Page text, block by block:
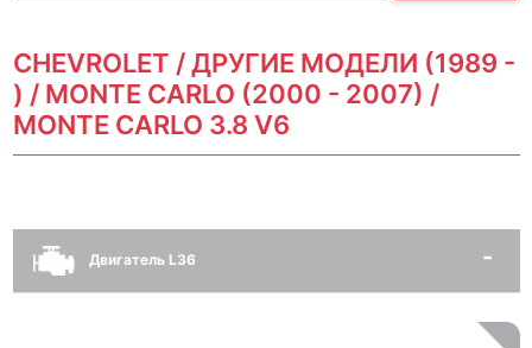
CHEVROLET / ДРУГИЕ МОДЕЛИ (1989 -
) / MONTE CARLO (2000 - 2007) /
MONTE CARLO 3.8 V6
Двигатель L36